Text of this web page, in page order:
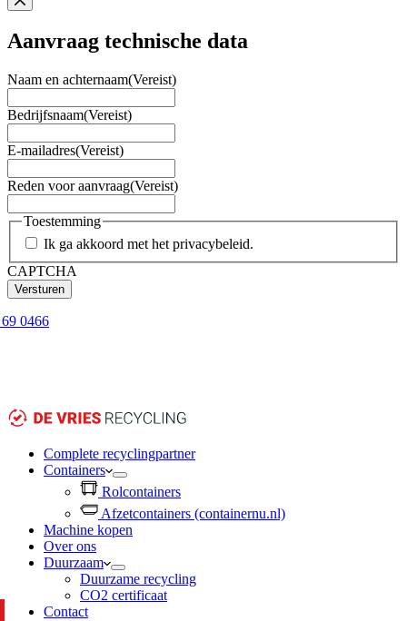
Aanvraag technische data
Naam en achternaam(Vereist)
Bedrijfsnaam(Vereist)
E-mailadres(Vereist)
Reden voor aanvraag(Vereist)
Toestemming
Ik ga akkoord met het privacybeleid.
CAPTCHA
0466
Complete recyclingpartner
Containers
Rolcontainers
Afzetcontainers (containernu.nl)
Machine kopen
Over ons
Duurzaam
Duurzame recycling
CO2 certificaat
Contact